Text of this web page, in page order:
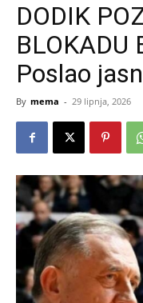
DODIK
BLOKADU
Poslao
By mema - 29 lipnja, 2026